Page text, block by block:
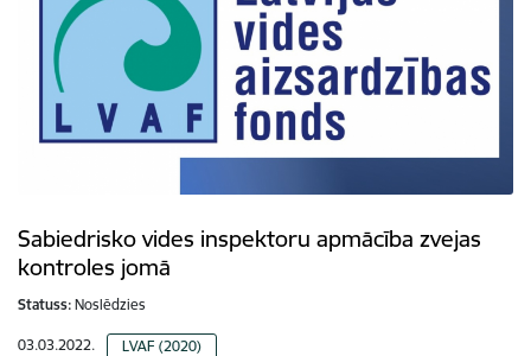
Sabiedrisko vides inspektoru apmācība zvejas
kontroles jomā
Statuss: Noslēdzies
03.03.2022. LVAF (2020)